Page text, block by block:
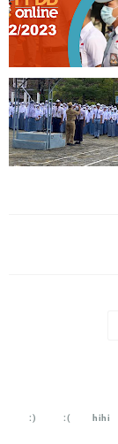
:) :( hihi